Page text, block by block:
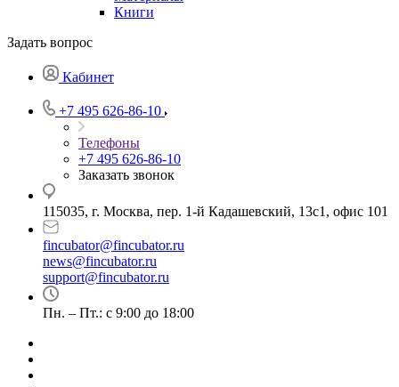
Книги
Задать вопрос
Кабинет
+7 495 626-86-10
Телефоны
+7 495 626-86-10
Заказать звонок
115035, г. Москва, пер. 1-й Кадашевский, 13с1, офис 101
fincubator@fincubator.ru
news@fincubator.ru
support@fincubator.ru
Пн. – Пт.: с 9:00 до 18:00